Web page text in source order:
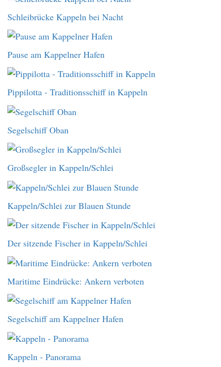
Schleibrücke Kappeln bei Nacht
Pause am Kappelner Hafen
Pippilotta - Traditionsschiff in Kappeln
Segelschiff Oban
Großsegler in Kappeln/Schlei
Kappeln/Schlei zur Blauen Stunde
Der sitzende Fischer in Kappeln/Schlei
Maritime Eindrücke: Ankern verboten
Segelschiff am Kappelner Hafen
Kappeln - Panorama